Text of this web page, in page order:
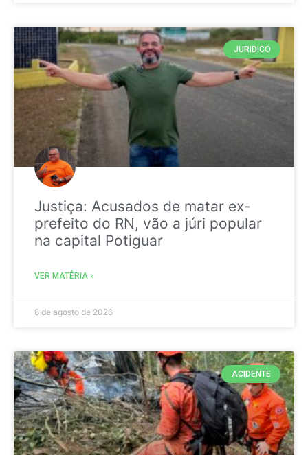
JURIDICO
Justiça: Acusados de matar ex-
prefeito do RN, vão a júri popular
na capital Potiguar
VER MATÉRIA »
8 de agosto de 2026
ACIDENTE